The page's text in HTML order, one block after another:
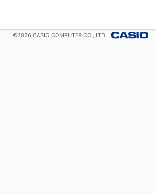
©2026 CASIO COMPUTER CO., LTD.